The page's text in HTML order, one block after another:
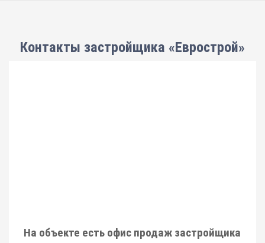
Контакты застройщика «Еврострой»
На объекте есть офис продаж застройщика